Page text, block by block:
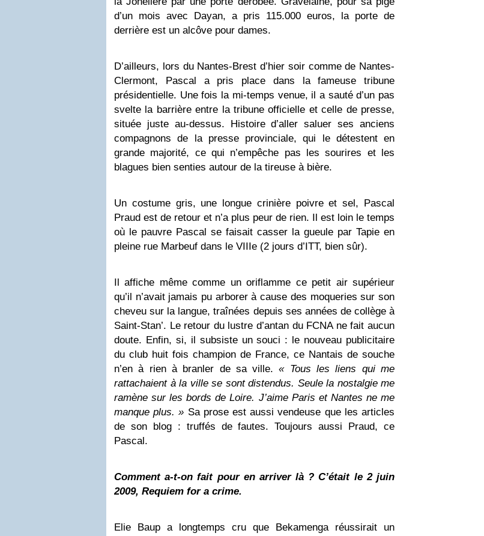
d’un mois avec Dayan, a pris 115.000 euros, la porte de
derrière est un alcôve pour dames.
D’ailleurs, lors du Nantes-Brest d’hier soir comme de Nantes-
Clermont, Pascal a pris place dans la fameuse tribune
présidentielle. Une fois la mi-temps venue, il a sauté d’un pas
svelte la barrière entre la tribune officielle et celle de presse,
située juste au-dessus. Histoire d’aller saluer ses anciens
compagnons de la presse provinciale, qui le détestent en
grande majorité, ce qui n’empêche pas les sourires et les
blagues bien senties autour de la tireuse à bière.
Un costume gris, une longue crinière poivre et sel, Pascal
Praud est de retour et n’a plus peur de rien. Il est loin le temps
où le pauvre Pascal se faisait casser la gueule par Tapie en
pleine rue Marbeuf dans le VIIIe (2 jours d’ITT, bien sûr).
Il affiche même comme un oriflamme ce petit air supérieur
qu’il n’avait jamais pu arborer à cause des moqueries sur son
cheveu sur la langue, traînées depuis ses années de collège à
Saint-Stan’. Le retour du lustre d’antan du FCNA ne fait aucun
doute. Enfin, si, il subsiste un souci : le nouveau publicitaire
du club huit fois champion de France, ce Nantais de souche
n’en à rien à branler de sa ville.« Tous les liens qui me
rattachaient à la ville se sont distendus. Seule la nostalgie me
ramène sur les bords de Loire. J’aime Paris et Nantes ne me
manque plus. » Sa prose est aussi vendeuse que les articles
de son blog : truffés de fautes. Toujours aussi Praud, ce
Pascal.
Comment a-t-on fait pour en arriver là ? C’était le 2 juin
2009, Requiem for a crime.
Elie Baup a longtemps cru que Bekamenga réussirait un